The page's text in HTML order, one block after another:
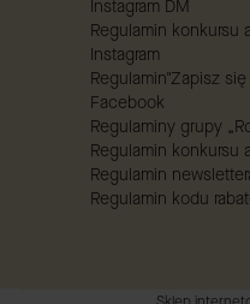
Instagram DM
Regulamin konkursu
Instagram
Regulamin"Zapisz
Facebook
Regulaminy grupy
Regulamin konkursu
Regulamin
Regulamin kodu